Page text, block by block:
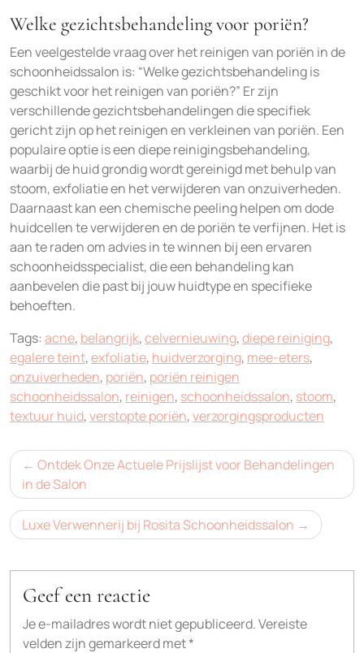
Welke gezichtsbehandeling voor poriën?
Een veelgestelde vraag over het reinigen van poriën in de
schoonheidssalon is: “Welke gezichtsbehandeling is
geschikt voor het reinigen van poriën?” Er zijn
verschillende gezichtsbehandelingen die specifiek
gericht zijn op het reinigen en verkleinen van poriën. Een
populaire optie is een diepe reinigingsbehandeling,
waarbij de huid grondig wordt gereinigd met behulp van
stoom, exfoliatie en het verwijderen van onzuiverheden.
Daarnaast kan een chemische peeling helpen om dode
huidcellen te verwijderen en de poriën te verfijnen. Het is
aan te raden om advies in te winnen bij een ervaren
schoonheidsspecialist, die een behandeling kan
aanbevelen die past bij jouw huidtype en specifieke
behoeften.
Tags: acne, belangrijk,celvernieuwing,diepe reiniging,
egalere teint,exfoliatie, huidverzorging, mee-eters,
onzuiverheden, poriën, poriën reinigen
schoonheidssalon, reinigen, schoonheidssalon, stoom,
textuur huid,verstopte poriën,verzorgingsproducten
Bericht
navigatie
Ontdek Onze Actuele Prijslijst voor Behandelingen
in de Salon
Luxe Verwennerij bij Rosita Schoonheidssalon
Geef een reactie
Je e-mailadres wordt niet gepubliceerd.Vereiste
velden zijn gemarkeerd met*